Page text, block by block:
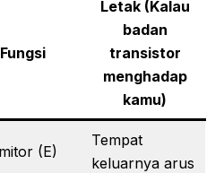
Fungsi
Letak (Kalau
badan
transistor
menghadap
kamu)
(E)
Tempat
keluarnya arus